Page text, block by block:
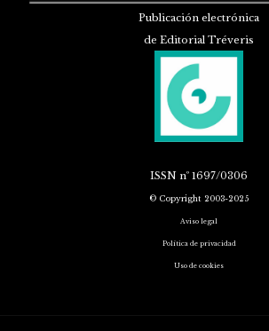
Publicación electrónica
de Editorial Tréveris
ISSN nº 1697/0306
© Copyright 2003-2025
Aviso legal
Política de privacidad
Uso de cookies